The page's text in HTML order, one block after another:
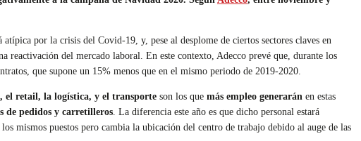
por la crisis del Covid-19, y, pese al desplome de ciertos sectores claves en
reactivación del mercado laboral. En este contexto, Adecco prevé que, durante los
que supone un 15% menos que en el mismo periodo de 2019-2020.
el retail, la logística, y el transporte son los que más empleo generarán en estas
de pedidos y carretilleros . La diferencia este año es que dicho personal estará
mismos puestos pero cambia la ubicación del centro de trabajo debido al auge de las